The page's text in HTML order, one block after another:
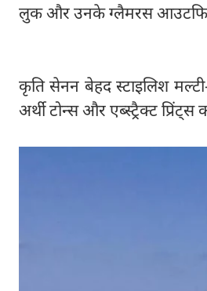
लुक और उनके ग्लैमरस आउटफिट
कृति सेनन बेहद स्टाइलिश
अर्थी टोन्स और एब्स्ट्रैक्ट